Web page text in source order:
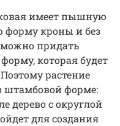
имеет пышную
форму кроны и без
придать
которая будет
растение
штамбовой форме:
дерево с округлой
для создания